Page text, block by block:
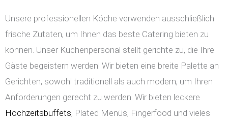
Unsere professionellen Köche verwenden ausschließlich
frische Zutaten, um Ihnen das beste Catering bieten zu
können. Unser Küchenpersonal stellt gerichte zu, die Ihre
Gäste begeistern werden! Wir bieten eine breite Palette an
Gerichten, sowohl traditionell als auch modern, um Ihren
Anforderungen gerecht zu werden. Wir bieten leckere
Hochzeitsbuffets, Plated Menüs, Fingerfood und vieles